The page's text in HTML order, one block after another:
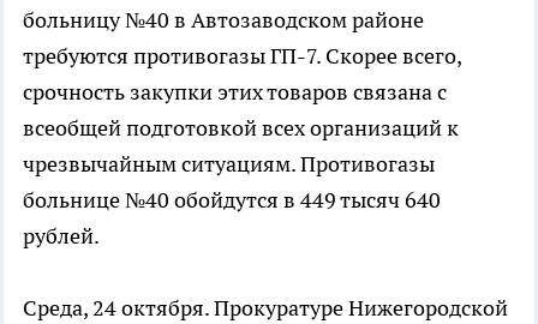
больницу №40 в Автозаводском районе
требуются противогазы ГП-7. Скорее всего,
срочность закупки этих товаров связана с
всеобщей подготовкой всех организаций к
чрезвычайным ситуациям. Противогазы
больнице №40 обойдутся в 449 тысяч 640
рублей.
Среда, 24 октября. Прокуратуре Нижегородской